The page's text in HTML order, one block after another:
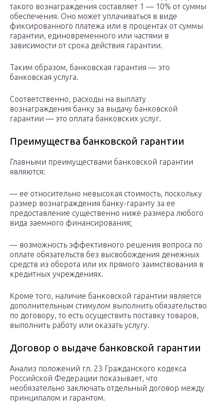
такого вознаграждения составляет 1 — 10% от суммы
обеспечения. Оно может уплачиваться в виде
фиксированного платежа или в процентах от суммы
гарантии, единовременного или частями в
зависимости от срока действия гарантии.
Таким образом, банковская гарантия — это
банковская услуга.
Соответственно, расходы на выплату
вознаграждения банку за выдачу банковской
гарантии — это оплата банковских услуг.
Преимущества банковской гарантии
Главными преимуществами банковской гарантии
являются:
— ее относительно невысокая стоимость, поскольку
размер вознаграждения банку-гаранту за ее
предоставление существенно ниже размера любого
вида заемного финансирования;
— возможность эффективного решения вопроса по
оплате обязательств без высвобождения денежных
средств из оборота или их прямого заимствования в
кредитных учреждениях.
Кроме того, наличие банковской гарантии является
дополнительным стимулом выполнить обязательство
по договору, то есть осуществить поставку товаров,
выполнить работу или оказать услугу.
Договор о выдаче банковской гарантии
Анализ положений гл. 23 Гражданского кодекса
Российской Федерации показывает, что
необязательно заключать отдельный договор между
принципалом и гарантом.